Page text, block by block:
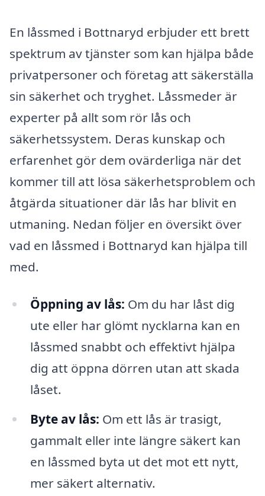
En låssmed i Bottnaryd erbjuder ett brett
spektrum av tjänster som kan hjälpa både
privatpersoner och företag att säkerställa
sin säkerhet och tryghet. Låssmeder är
experter på allt som rör lås och
säkerhetssystem. Deras kunskap och
erfarenhet gör dem ovärderliga när det
kommer till att lösa säkerhetsproblem och
åtgärda situationer där lås har blivit en
utmaning. Nedan följer en översikt över
vad en låssmed i Bottnaryd kan hjälpa till
med.
Öppning av lås: Om du har låst dig
ute eller har glömt nycklarna kan en
låssmed snabbt och effektivt hjälpa
dig att öppna dörren utan att skada
låset.
Byte av lås: Om ett lås är trasigt,
gammalt eller inte längre säkert kan
en låssmed byta ut det mot ett nytt,
mer säkert alternativ.